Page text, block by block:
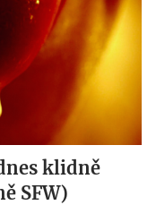
klidně
SFW)